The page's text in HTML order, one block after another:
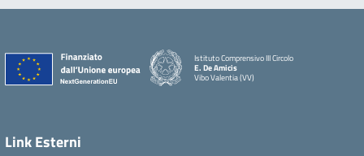
Istituto Comprensivo III Circolo
E. De Amicis
Vibo Valentia (VV)
Link Esterni